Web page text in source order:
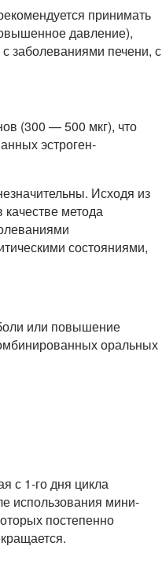
принимать
давление),
заболеваниями печени, с
(300 — 500 мкг), что
эстроген-
Исходя из
метода
состояниями,
или повышение
оральных
с 1-го дня цикла
использования мини-
постепенно